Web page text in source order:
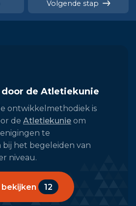
Volgende stap
de Atletiekunie
ontwikkelmethodiek is
de Atletiekunie om
te
het begeleiden van
niveau.
12